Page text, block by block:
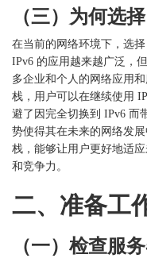
（三）为何选择
在当前的网络环境下，选择
IPv6 的应用越来越广泛，
多企业和个人的网络应用
栈，用户可以在继续使用
避了因完全切换到 IPv6 而
势使得其在未来的网络发
栈，能够让用户更好地适
和竞争力。
二、准备工
（一）检查服